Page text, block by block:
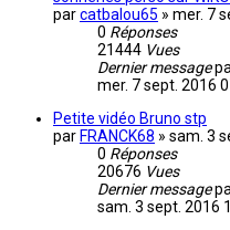
parcatbalou65 » mer. 7
0 Réponses
21444 Vues
Dernier message
mer. 7 sept. 2016
Petite vidéo Bruno stp
par FRANCK68 » sam. 3
0 Réponses
20676 Vues
Dernier message
sam. 3 sept. 2016